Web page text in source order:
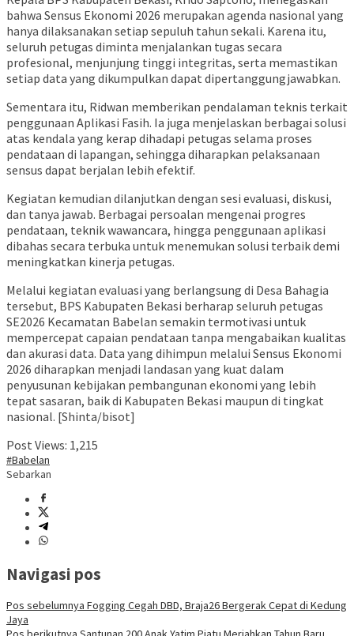
bahwa Sensus Ekonomi 2026 merupakan agenda nasional yang
hanya dilaksanakan setiap sepuluh tahun sekali. Karena itu,
seluruh petugas diminta menjalankan tugas secara
profesional, menjunjung tinggi integritas, serta memastikan
setiap data yang dikumpulkan dapat dipertanggungjawabkan.
Sementara itu, Ridwan memberikan pendalaman teknis terkait
penggunaan Aplikasi Fasih. Ia juga menjelaskan berbagai solusi
atas kendala yang kerap dihadapi petugas selama proses
pendataan di lapangan, sehingga diharapkan pelaksanaan
sensus dapat berjalan lebih efektif.
Kegiatan kemudian dilanjutkan dengan sesi evaluasi, diskusi,
dan tanya jawab. Berbagai persoalan mengenai progres
pendataan, teknik wawancara, hingga penggunaan aplikasi
dibahas secara terbuka untuk menemukan solusi terbaik demi
meningkatkan kinerja petugas.
Melalui kegiatan evaluasi yang berlangsung di Desa Bahagia
tersebut, BPS Kabupaten Bekasi berharap seluruh petugas
SE2026 Kecamatan Babelan semakin termotivasi untuk
mempercepat capaian pendataan tanpa mengabaikan kualitas
dan akurasi data. Data yang dihimpun melalui Sensus Ekonomi
2026 diharapkan menjadi landasan yang kuat dalam
penyusunan kebijakan pembangunan ekonomi yang lebih
tepat sasaran, baik di Kabupaten Bekasi maupun di tingkat
nasional. [Shinta/bisot]
Post Views: 1,215
#Babelan
Sebarkan
Navigasi pos
Pos sebelumnya Fogging Cegah DBD, Braja26 Bergerak Cepat di Kedung
Jaya